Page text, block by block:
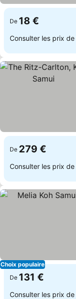
De 18 €
Consulter les prix de
De 279 €
Consulter les prix de
Choix populaire
De 131 €
Consulter les prix de